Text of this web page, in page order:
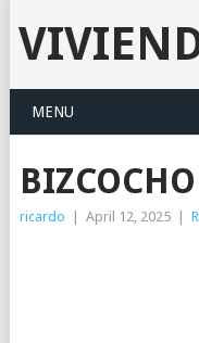
MENU
ricardo April 12, 2025